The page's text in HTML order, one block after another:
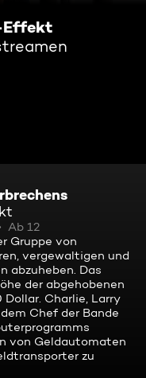
Effekt
Ab 12
Gruppe von
vergewaltigen und
abzuheben. Das
der abgehobenen
Charlie, Larry
Chef der Bande
von Geldautomaten
zu